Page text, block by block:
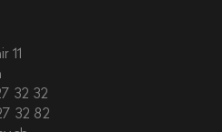
11
32 32
32 82